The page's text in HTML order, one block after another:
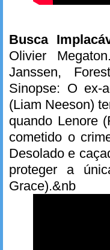
Busca
Olivier
Janssen,
Sinopse: O ex-
(Liam Neeson)
quando Lenore
cometido o
Desolado e
proteger a
Grace).&nb